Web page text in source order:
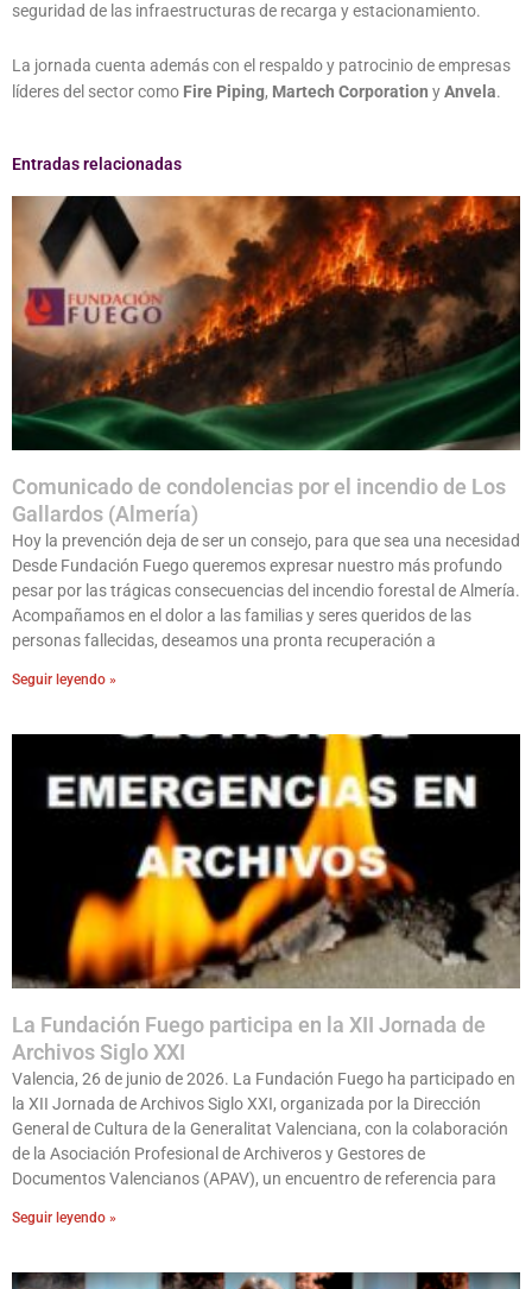
seguridad de las infraestructuras de recarga y estacionamiento.
La jornada cuenta además con el respaldo y patrocinio de empresas
líderes del sector como Fire Piping, Martech Corporation yAnvela.
Entradas relacionadas
Comunicado de condolencias por el incendio de Los
Gallardos (Almería)
Hoy la prevención deja de ser un consejo, para que sea una necesidad
Desde Fundación Fuego queremos expresar nuestro más profundo
pesar por las trágicas consecuencias del incendio forestal de Almería.
Acompañamos en el dolor a las familias y seres queridos de las
personas fallecidas, deseamos una pronta recuperación a
Seguir leyendo »
La Fundación Fuego participa en la XII Jornada de
Archivos Siglo XXI
Valencia, 26 de junio de 2026. La Fundación Fuego ha participado en
la XII Jornada de Archivos Siglo XXI, organizada por la Dirección
General de Cultura de la Generalitat Valenciana, con la colaboración
de la Asociación Profesional de Archiveros y Gestores de
Documentos Valencianos (APAV), un encuentro de referencia para
Seguir leyendo »